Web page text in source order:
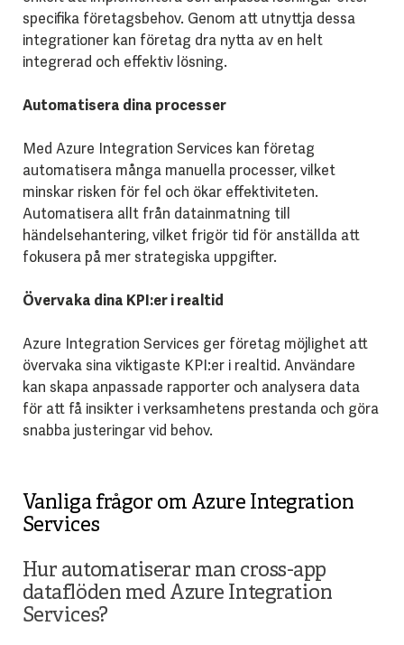
specifika företagsbehov. Genom att utnyttja dessa
integrationer kan företag dra nytta av en helt
integrerad och effektiv lösning.
Automatisera dina processer
Med Azure Integration Services kan företag
automatisera många manuella processer, vilket
minskar risken för fel och ökar effektiviteten.
Automatisera allt från datainmatning till
händelsehantering, vilket frigör tid för anställda att
fokusera på mer strategiska uppgifter.
Övervaka dina KPI:er i realtid
Azure Integration Services ger företag möjlighet att
övervaka sina viktigaste KPI:er i realtid. Användare
kan skapa anpassade rapporter och analysera data
för att få insikter i verksamhetens prestanda och göra
snabba justeringar vid behov.
Vanliga frågor om Azure Integration
Services
Hur automatiserar man cross-app
dataflöden med Azure Integration
Services?